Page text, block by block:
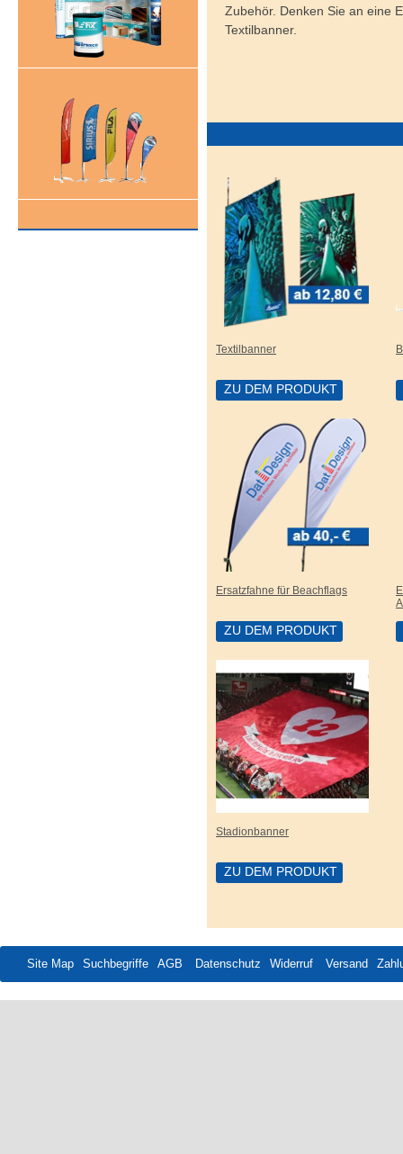
Zubehör. Denken Sie an eine
Textilbanner.
Textilbanner
ZU DEM PRODUKT
Ersatzfahne für Beachflags
ZU DEM PRODUKT
Stadionbanner
ZU DEM PRODUKT
Site Map Suchbegriffe AGB Datenschutz Widerruf Versand